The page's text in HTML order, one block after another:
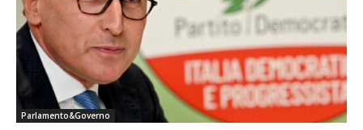
Parlamento&Governo